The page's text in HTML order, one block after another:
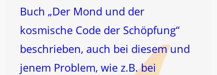
Buch „Der Mond und der
kosmische Code der Schöpfung“
beschrieben, auch bei diesem und
jenem Problem, wie z.B. bei